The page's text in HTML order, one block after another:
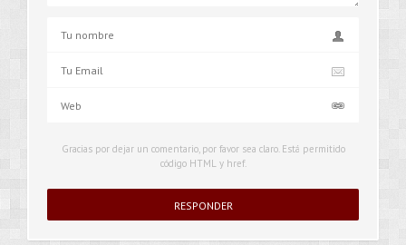
Gracias por dejar un comentario, por favor sea claro. Está permitido
código HTML y href.